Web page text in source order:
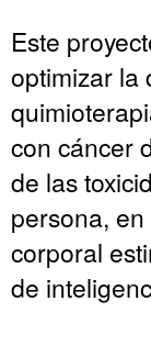
Este
optimizar la
con cáncer
de las
persona,
corporal
de